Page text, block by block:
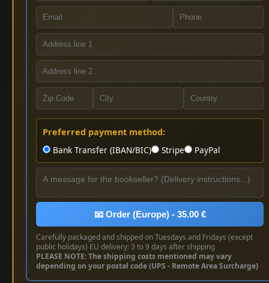
Preferred payment method:
Bank Transfer (IBAN/BIC)
Stripe PayPal
📧 Order (Europe) - 35.00 €
Carefully packaged and shipped on Tuesdays and Fridays (except
public holidays) EU delivery: 3 to 9 days after shipping
PLEASE NOTE: The shipping costs mentioned may vary
depending on your postal code (UPS - Remote Area Surcharge)